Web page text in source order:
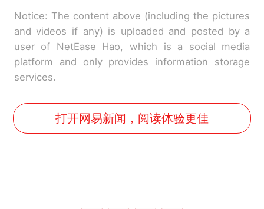
Notice: The content above (including the pictures
and videos if any) is uploaded and posted by a
user of NetEase Hao, which is a social media
platform and only provides information storage
services.
打开网易新闻，阅读体验更佳